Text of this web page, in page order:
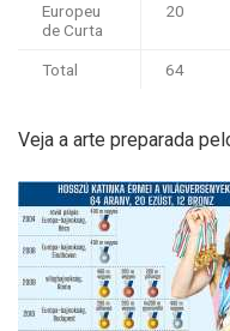
Europeu
de Curta
20
Total 64
Veja a arte preparada